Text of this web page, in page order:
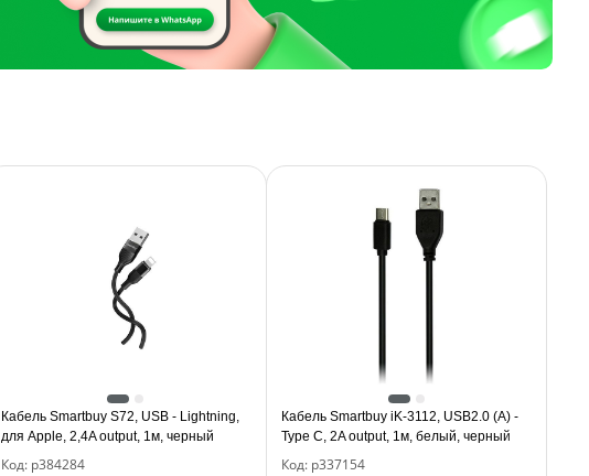
Кабель Smartbuy S72, USB - Lightning,
для Apple, 2,4A output, 1м, черный
Код: р384284
Кабель Smartbuy iK-3112, USB2.0 (A) -
Type C, 2A output, 1м, белый, черный
Код: р337154